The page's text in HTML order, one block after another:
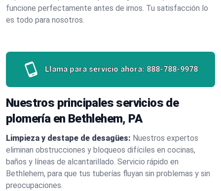
funcione perfectamente antes de irnos. Tu satisfacción lo
es todo para nosotros.
Llama para servicio ahora: 888-788-9978
Nuestros principales servicios de
plomería en Bethlehem, PA
Limpieza y destape de desagües: Nuestros expertos
eliminan obstrucciones y bloqueos difíciles en cocinas,
baños y líneas de alcantarillado. Servicio rápido en
Bethlehem, para que tus tuberías fluyan sin problemas y sin
preocupaciones.